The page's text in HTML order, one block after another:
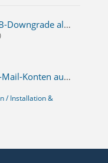
TB102.6.1-Adressbuch wegen TB-Downgrade als .ldif-Datei sichern
Kann man die Reihenfolge der E-Mail-Konten automatisch nach Alphabeth ornden lassen?
/ Installation &